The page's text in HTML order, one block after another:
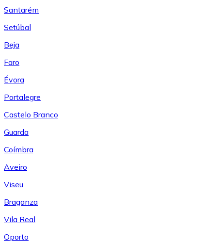
Santarém
Setúbal
Beja
Faro
Évora
Portalegre
Castelo Branco
Guarda
Coímbra
Aveiro
Viseu
Braganza
Vila Real
Oporto